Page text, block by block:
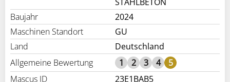
Baujahr
2024
Maschinen Standort
GU
Land
Deutschland
Allgemeine Bewertung
1 2 3 4
5
Mascus ID
23E1BAB5